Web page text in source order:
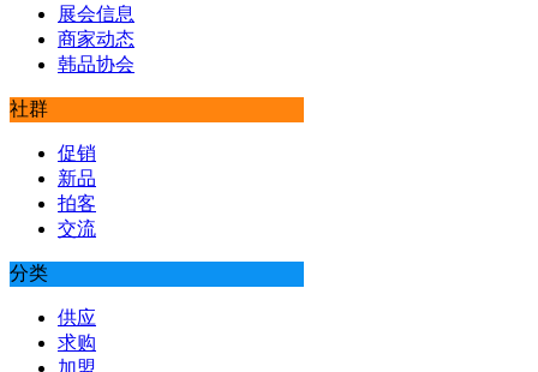
展会信息
商家动态
韩品协会
社群
促销
新品
拍客
交流
分类
供应
求购
加盟